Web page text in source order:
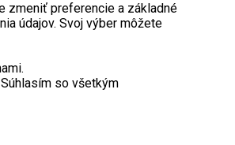
zmeniť preferencie a základné
údajov. Svoj výber môžete
Súhlasím so všetkým